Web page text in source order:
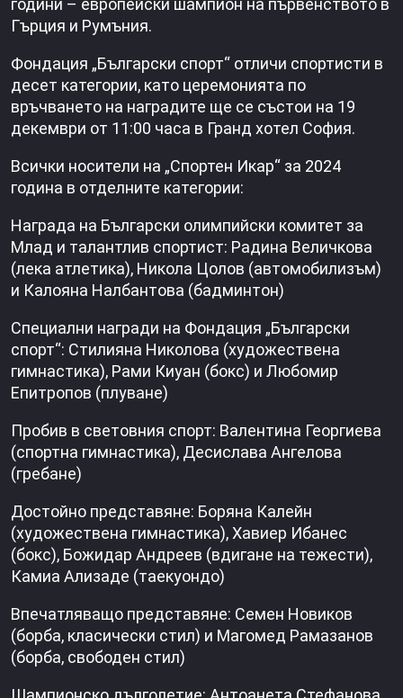
години – европейски шампион на първенството в
Гърция и Румъния.
Фондация „Български спорт“ отличи спортисти в
десет категории, като церемонията по
връчването на наградите ще се състои на 19
декември от 11:00 часа в Гранд хотел София.
Всички носители на „Спортен Икар“ за 2024
година в отделните категории:
Награда на Български олимпийски комитет за
Млад и талантлив спортист: Радина Величкова
(лека атлетика), Никола Цолов (автомобилизъм)
и Калояна Налбантова (бадминтон)
Специални награди на Фондация „Български
спорт“: Стилияна Николова (художествена
гимнастика), Рами Киуан (бокс) и Любомир
Епитропов (плуване)
Пробив в световния спорт: Валентина Георгиева
(спортна гимнастика), Десислава Ангелова
(гребане)
Достойно представяне: Боряна Калейн
(художествена гимнастика), Хавиер Ибанес
(бокс), Божидар Андреев (вдигане на тежести),
Камиа Ализаде (таекуондо)
Впечатляващо представяне: Семен Новиков
(борба, класически стил) и Магомед Рамазанов
(борба, свободен стил)